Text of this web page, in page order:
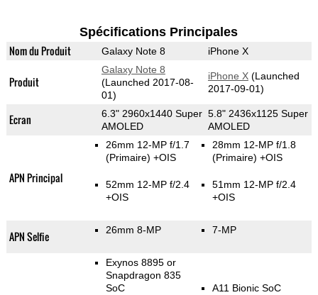
Spécifications Principales
Nom du Produit Galaxy Note 8 iPhone X
Produit
Galaxy Note 8
(Launched 2017-08-
01)
iPhone X(Launched
2017-09-01)
Ecran
6.3" 2960x1440 Super
AMOLED
5.8" 2436x1125 Super
AMOLED
APN Principal
26mm 12-MP f/1.7
(Primaire) +OIS
52mm 12-MP f/2.4
+OIS
28mm 12-MP f/1.8
(Primaire) +OIS
51mm 12-MP f/2.4
+OIS
APN Selfie 26mm 8-MP 7-MP
Exynos 8895 or
Snapdragon 835
SoC
A11 Bionic SoC